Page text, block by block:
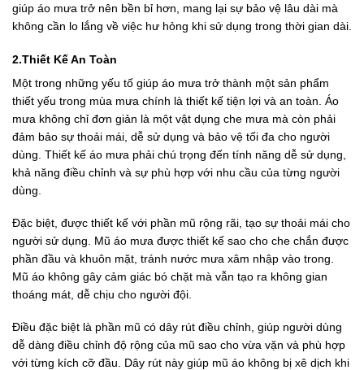
giúp áo mưa trở nên bền bỉ hơn, mang lại sự bảo vệ lâu dài mà
không cần lo lắng về việc hư hỏng khi sử dụng trong thời gian dài.
2.Thiết Kế An Toàn
Một trong những yếu tố giúp áo mưa trở thành một sản phẩm
thiết yếu trong mùa mưa chính là thiết kế tiện lợi và an toàn. Áo
mưa không chỉ đơn giản là một vật dụng che mưa mà còn phải
đảm bảo sự thoải mái, dễ sử dụng và bảo vệ tối đa cho người
dùng. Thiết kế áo mưa phải chú trọng đến tính năng dễ sử dụng,
khả năng điều chỉnh và sự phù hợp với nhu cầu của từng người
dùng.
Đặc biệt, được thiết kế với phần mũ rộng rãi, tạo sự thoải mái cho
người sử dụng. Mũ áo mưa được thiết kế sao cho che chắn được
phần đầu và khuôn mặt, tránh nước mưa xâm nhập vào trong.
Mũ áo không gây cảm giác bó chặt mà vẫn tạo ra không gian
thoáng mát, dễ chịu cho người đội.
Điều đặc biệt là phần mũ có dây rút điều chỉnh, giúp người dùng
dễ dàng điều chỉnh độ rộng của mũ sao cho vừa vặn và phù hợp
với từng kích cỡ đầu. Dây rút này giúp mũ áo không bị xê dịch khi